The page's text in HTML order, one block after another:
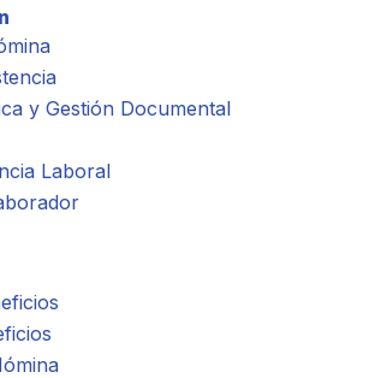
y Gestión Documental
Laboral